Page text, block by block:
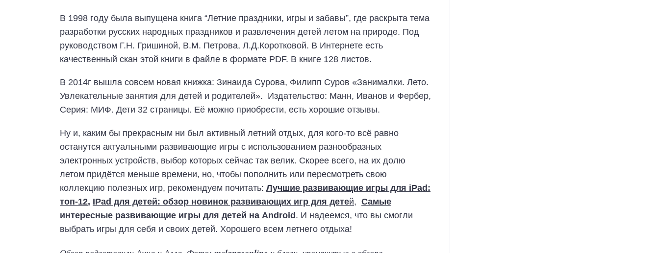
В 1998 году была выпущена книга “Летние праздники, игры и забавы”, где раскрыта тема
разработки русских народных праздников и развлечения детей летом на природе. Под
руководством Г.Н. Гришиной, В.М. Петрова, Л.Д.Коротковой. В Интернете есть
качественный скан этой книги в файле в формате PDF. В книге 128 листов.
В 2014г вышла совсем новая книжка: Зинаида Сурова, Филипп Суров «Занималки. Лето.
Увлекательные занятия для детей и родителей». Издательство: Манн, Иванов и Фербер,
Серия: МИФ. Дети 32 страницы. Её можно приобрести, есть хорошие отзывы.
Ну и, каким бы прекрасным ни был активный летний отдых, для кого-то всё равно
останутся актуальными развивающие игры с использованием разнообразных
электронных устройств, выбор которых сейчас так велик. Скорее всего, на их долю
летом придётся меньше времени, но, чтобы пополнить или пересмотреть свою
коллекцию полезных игр, рекомендуем почитать: Лучшие развивающие игры для iPad:
топ-12, IPad для детей: обзор новинок развивающих игр для детей, Самые
интересные развивающие игры для детей на Android . И надеемся, что вы смогли
выбрать игры для себя и своих детей. Хорошего всем летнего отдыха!